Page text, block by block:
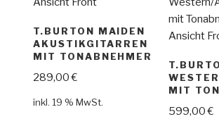
T.BURTON MAIDEN
AKUSTIKGITARREN
MIT TONABNEHMER
289,00€
inkl. 19 % MwSt.
MIT
599,00€